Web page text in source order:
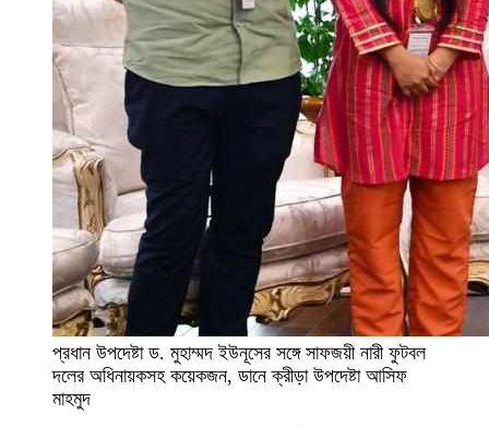
প্রধান উপদেষ্টা ড. মুহাম্মদ ইউনূসের সঙ্গে সাফজয়ী নারী ফুটবল
দলের অধিনায়কসহ কয়েকজন, ডানে ক্রীড়া উপদেষ্টা আসিফ
মাহমুদ